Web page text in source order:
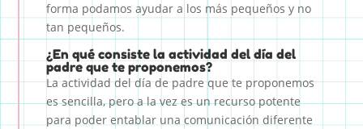
forma podamos ayudar a los más pequeños y no
tan pequeños.
¿En qué consiste la actividad del día del
padre que te proponemos?
La actividad del día de padre que te proponemos
es sencilla, pero a la vez es un recurso potente
para poder entablar una comunicación diferente